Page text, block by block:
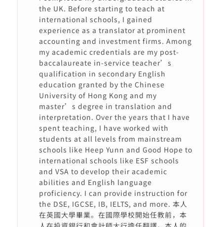
the UK. Before starting to teach at
international schools, I gained
experience as a translator at prominent
accounting and investment firms. Among
my academic credentials are my post-
baccalaureate in-service teacher’s
qualification in secondary English
education granted by the Chinese
University of Hong Kong and my
master’s degree in translation and
interpretation. Over the years that I have
spent teaching, I have worked with
students at all levels from mainstream
schools like Heep Yunn and Good Hope to
international schools like ESF schools
and VSA to develop their academic
abilities and English language
proficiency. I can provide instruction for
the DSE, IGCSE, IB, IELTS, and more. 本人
在英國大學畢業。在國際學校開始任教前，本